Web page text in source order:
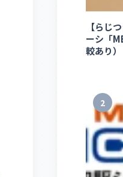
【らじ
ーシ「
較あり）
2